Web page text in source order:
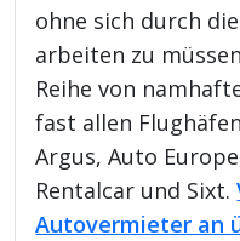
ohne sich durch
arbeiten zu
Reihe von
fast allen
Argus, Auto
Rentalcar und Sixt.
Autovermieter an